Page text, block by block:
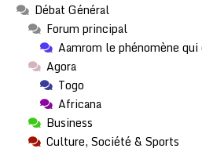
Débat Général
Forum principal
Aamrom le phénomène
Agora
Togo
Africana
Business
Culture, Société & Sports